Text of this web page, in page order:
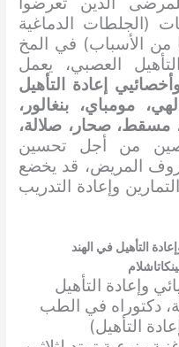
(الجلطات الدماغية
من الأسباب) في المخ
العصبي، يعمل
إعادة التأهيل
مومباي، بنغالور،
مسقط، صحار، صلالة،
من أجل تحسين
المريض، قد يخضع
وإعادة التدريب
التأهيل في الهند
وإعادة التأهيل
دكتوراه في الطب
التأهيل)